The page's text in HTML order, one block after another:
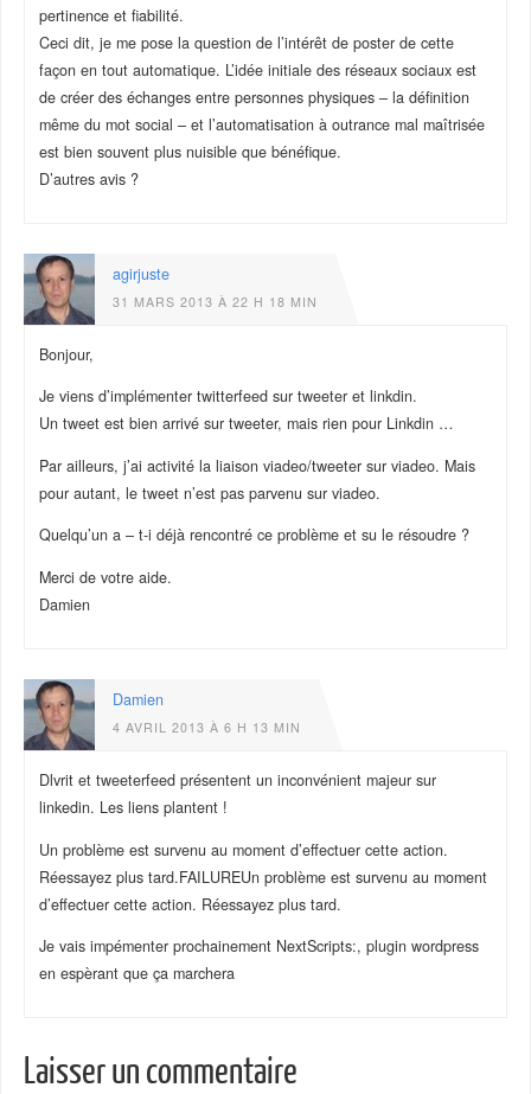
pertinence et fiabilité.
Ceci dit, je me pose la question de l’intérêt de poster de cette
façon en tout automatique. L’idée initiale des réseaux sociaux est
de créer des échanges entre personnes physiques – la définition
même du mot social – et l’automatisation à outrance mal maîtrisée
est bien souvent plus nuisible que bénéfique.
D’autres avis ?
agirjuste
31 MARS 2013 À 22 H 18 MIN
Bonjour,
Je viens d’implémenter twitterfeed sur tweeter et linkdin.
Un tweet est bien arrivé sur tweeter, mais rien pour Linkdin …
Par ailleurs, j’ai activité la liaison viadeo/tweeter sur viadeo. Mais
pour autant, le tweet n’est pas parvenu sur viadeo.
Quelqu’un a – t-i déjà rencontré ce problème et su le résoudre ?
Merci de votre aide.
Damien
Damien
4 AVRIL 2013 À 6 H 13 MIN
Dlvrit et tweeterfeed présentent un inconvénient majeur sur
linkedin. Les liens plantent !
Un problème est survenu au moment d’effectuer cette action.
Réessayez plus tard.FAILUREUn problème est survenu au moment
d’effectuer cette action. Réessayez plus tard.
Je vais impémenter prochainement NextScripts:, plugin wordpress
en espèrant que ça marchera
Laisser un commentaire